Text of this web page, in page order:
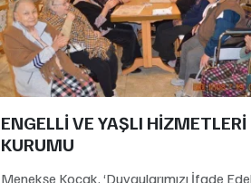
ENGELLİ VE YAŞLI HİZMETLERİ
KURUMU
Menekşe Koçak, ‘Duygularımızı İfade